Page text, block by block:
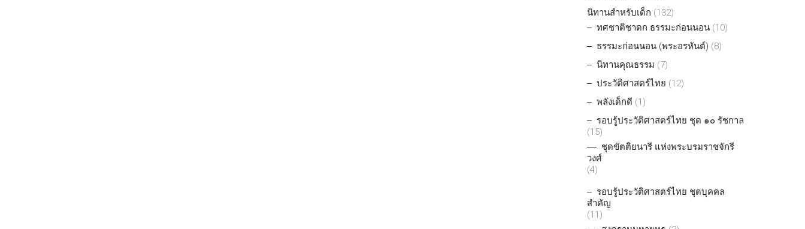
นิทานสำหรับเด็ก (132)
ทศชาติชาดก ธรรมะก่อนนอน (10)
ธรรมะก่อนนอน (พระอรหันต์) (8)
นิทานคุณธรรม (7)
ประวัติศาสตร์ไทย (12)
พลังเด็กดี (1)
รอบรู้ประวัติศาสตร์ไทย ชุด ๑๐ รัชกาล
(15)
ชุดขัตติยนารี แห่งพระบรมราชจักรี
วงศ์
(4)
รอบรู้ประวัติศาสตร์ไทย ชุดบุคคล
สำคัญ
(11)